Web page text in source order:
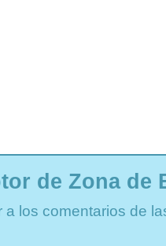
de Zona de
los comentarios de